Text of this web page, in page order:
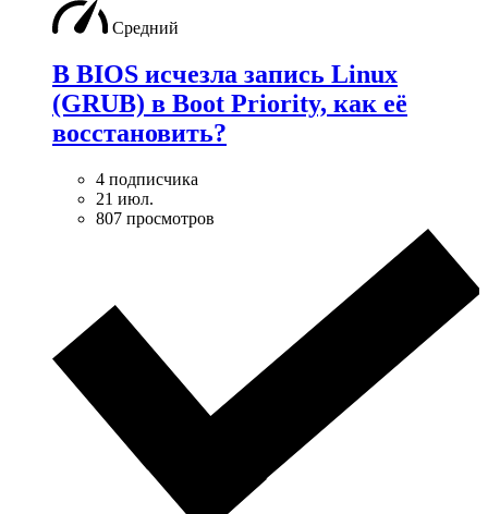
Средний
В BIOS исчезла запись Linux
(GRUB) в Boot Priority, как её
восстановить?
4 подписчика
21 июл.
807 просмотров